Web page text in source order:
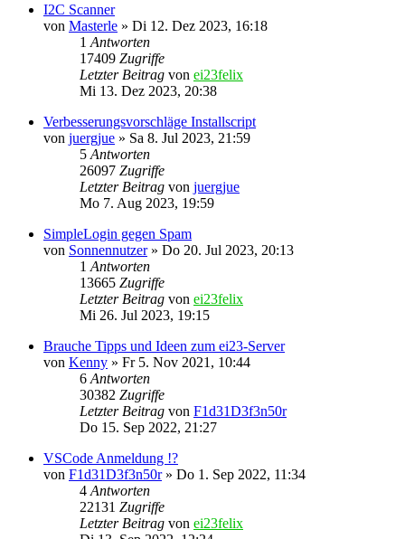
I2C Scanner
von Masterle » Di 12. Dez 2023, 16:18
1 Antworten
17409 Zugriffe
Letzter Beitrag von ei23felix
Mi 13. Dez 2023, 20:38
Verbesserungsvorschläge Installscript
von juergjue » Sa 8. Jul 2023, 21:59
5 Antworten
26097 Zugriffe
Letzter Beitrag von juergjue
Mo 7. Aug 2023, 19:59
SimpleLogin gegen Spam
von Sonnennutzer» Do 20. Jul 2023, 20:13
1 Antworten
13665 Zugriffe
Letzter Beitrag von ei23felix
Mi 26. Jul 2023, 19:15
Brauche Tipps und Ideen zum ei23-Server
von Kenny » Fr 5. Nov 2021, 10:44
6 Antworten
30382 Zugriffe
Letzter Beitrag von F1d31D3f3n50r
Do 15. Sep 2022, 21:27
VSCode Anmeldung !?
von F1d31D3f3n50r» Do 1. Sep 2022, 11:34
4 Antworten
22131 Zugriffe
Letzter Beitrag von ei23felix